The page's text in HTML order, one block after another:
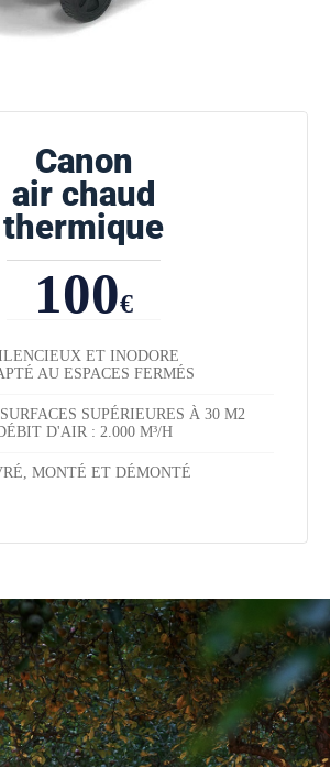
Canon
air chaud
thermique
100€
ET INODORE
AU ESPACES FERMÉS
SUPÉRIEURES À 30 M2
D'AIR : 2.000 M³/H
MONTÉ ET DÉMONTÉ